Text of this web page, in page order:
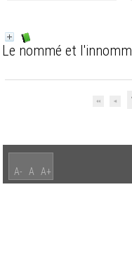
Le nommé et
A- A A+